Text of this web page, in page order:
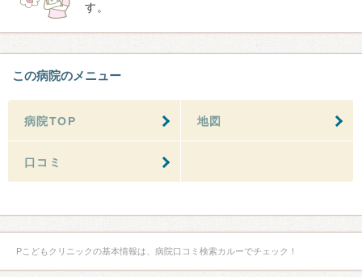
す。
この病院のメニュー
病院TOP 地図
口コミ
Pこどもクリニックの基本情報は、病院口コミ検索カルーでチェック！